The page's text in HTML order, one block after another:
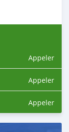
Appeler
Appeler
Appeler